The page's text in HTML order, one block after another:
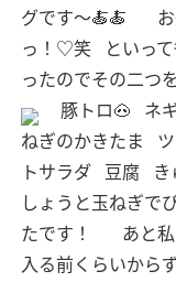
グです〜🍝🍝
っ！♡笑
といっ
ったのでその二つ
豚トロ🐽
ネ
ねぎのかきたま
トサラダ 豆腐 き
しょうと玉ねぎで
たです！
あと
入る前くらいから